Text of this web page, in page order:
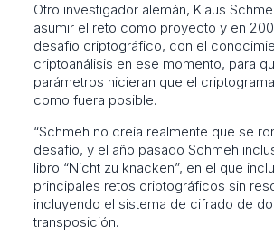
Otro investigador alemán, Klaus
asumir el reto como proyecto y en
desafío criptográfico, con el
criptoanálisis en ese momento, para
parámetros hicieran que el
como fuera posible.
“Schmeh no creía realmente que se
desafío, y el año pasado Schmeh
libro “Nicht zu knacken”, en el que
principales retos criptográficos sin
incluyendo el sistema de cifrado de
transposición.